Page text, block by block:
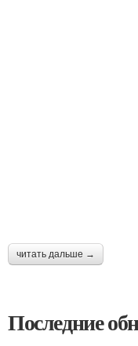
читать дальше →
Последние